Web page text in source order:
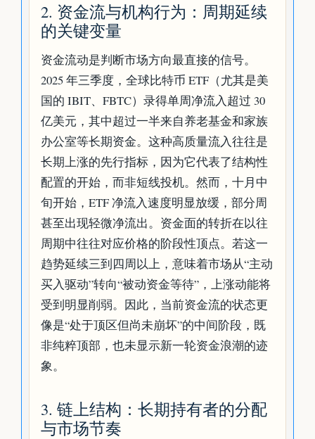
2. 资金流与机构行为：周期延续
的关键变量
资金流动是判断市场方向最直接的信号。
2025 年三季度，全球比特币 ETF（尤其是美
国的 IBIT、FBTC）录得单周净流入超过 30
亿美元，其中超过一半来自养老基金和家族
办公室等长期资金。这种高质量流入往往是
长期上涨的先行指标，因为它代表了结构性
配置的开始，而非短线投机。然而，十月中
旬开始，ETF 净流入速度明显放缓，部分周
甚至出现轻微净流出。资金面的转折在以往
周期中往往对应价格的阶段性顶点。若这一
趋势延续三到四周以上，意味着市场从“主动
买入驱动”转向“被动资金等待”，上涨动能将
受到明显削弱。因此，当前资金流的状态更
像是“处于顶区但尚未崩坏”的中间阶段，既
非纯粹顶部，也未显示新一轮资金浪潮的迹
象。
3. 链上结构：长期持有者的分配
与市场节奏